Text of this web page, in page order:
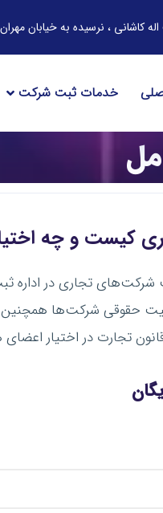
به خیابان مهران ، پلاک 91 ، ساختمان مهر ، طبقه
خدمات ثبت شرکت
کیست و چه
شرکت‌های تجاری در
شرکت‌ها همچنین
تجارت در اختیار اعضای